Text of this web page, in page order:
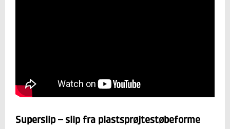
Superslip – slip fra plastsprøjtestøbeforme